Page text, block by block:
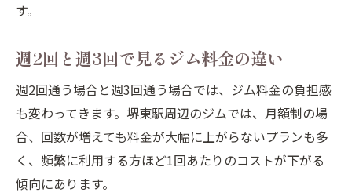
す。
週2回と週3回で見るジム料金の違い
週2回通う場合と週3回通う場合では、ジム料金の負担感
も変わってきます。堺東駅周辺のジムでは、月額制の場
合、回数が増えても料金が大幅に上がらないプランも多
く、頻繁に利用する方ほど1回あたりのコストが下がる
傾向にあります。